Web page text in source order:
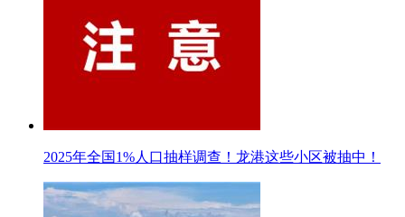
2025年全国1%人口抽样调查！龙港这些小区被抽中！